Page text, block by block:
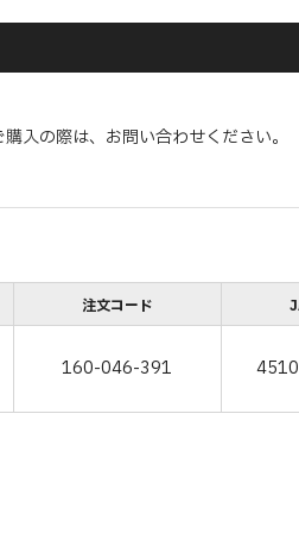
入の際は、お問い合わせください。
注文コード
160-046-391